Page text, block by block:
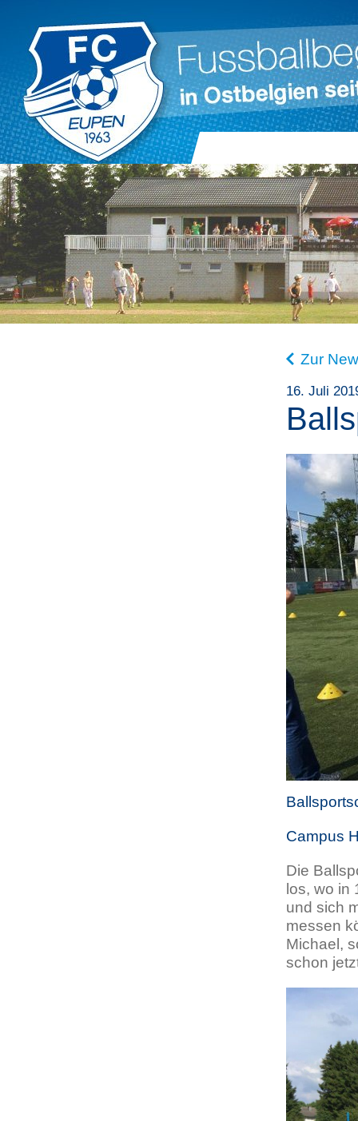
Zur
16. Juli
Campus
Die
los, wo in
und sich
messen
Michael,
schon